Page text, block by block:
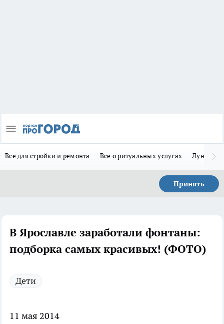
Все для стройки и ремонта Все о ритуальных услугах Лунно-
Принять
В Ярославле заработали фонтаны:
подборка самых красивых! (ФОТО)
Дети
11 мая 2014